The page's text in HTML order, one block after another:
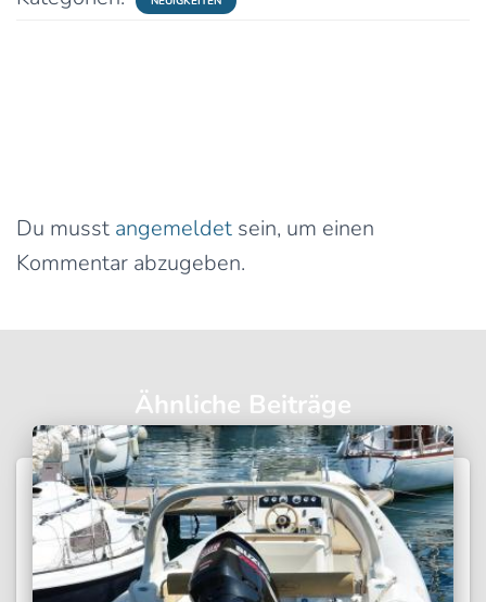
Du musst angemeldet sein, um einen
Kommentar abzugeben.
Ähnliche Beiträge